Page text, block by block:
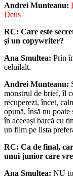
Andrei Munteanu:
Deus
RC: Care este
și un copywriter?
Ana Smultea: Prin
celuilalt.
Andrei Munteanu:
monstrul de brief, îl
recuperezi, încet,
opună, însă nu
în aceeași barcă cu
un film pe lista
RC: Ca de final,
unui junior care
Ana Smultea: NU